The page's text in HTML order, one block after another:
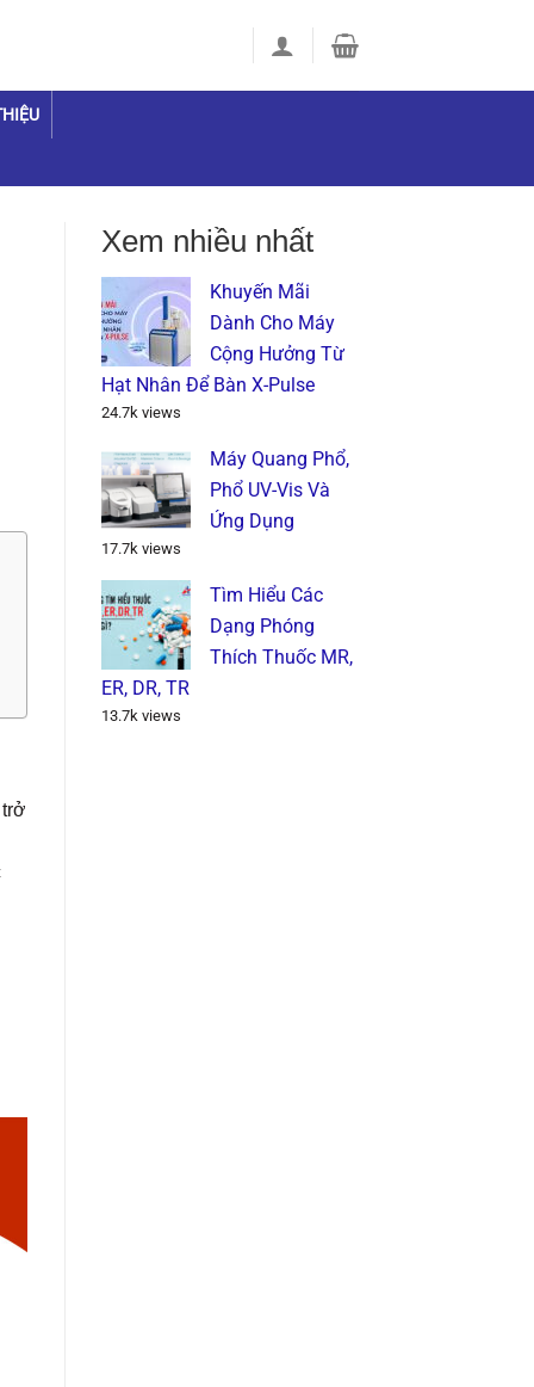
Xem nhiều nhất
Khuyến Mãi
Dành Cho Máy
Cộng Hưởng Từ
Hạt Nhân Để Bàn X-Pulse
24.7k views
Máy Quang Phổ,
Phổ UV-Vis Và
Ứng Dụng
17.7k views
Tìm Hiểu Các
Dạng Phóng
Thích Thuốc MR,
ER, DR, TR
13.7k views